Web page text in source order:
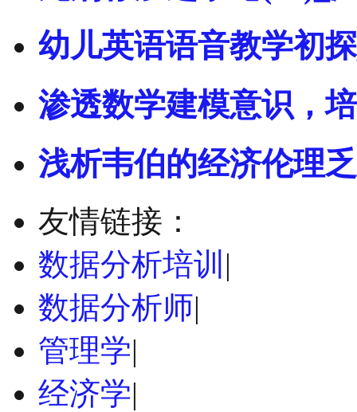
幼儿英语语音教学初
渗透数学建模意识，
浅析韦伯的经济伦理
友情链接：
数据分析培训 |
数据分析师|
管理学|
经济学|